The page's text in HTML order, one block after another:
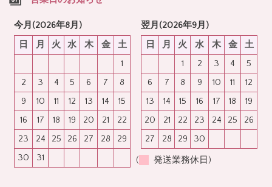
今月(2026年8月)
日
月 火 水 木 金
土
1
2
3 4 5 6 7
8
9
10 11 12 13 14
15
16
17 18 19 20 21
22
23
24 25 26 27 28
29
30
31
翌月(2026年9月)
日
月 火 水 木 金
土
1
2 3 4
5
6
7 8 9 10 11
12
13
14 15 16 17 18
19
20
21 22 23 24 25
26
27
28 29 30
( 発送業務休日)